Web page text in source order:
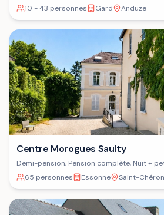
10 - 43 personnes
Gard Anduze
Centre Morogues Saulty
Demi-pension, Pension complète, Nuit +
65 personnes
Essonne Saint-Chéron